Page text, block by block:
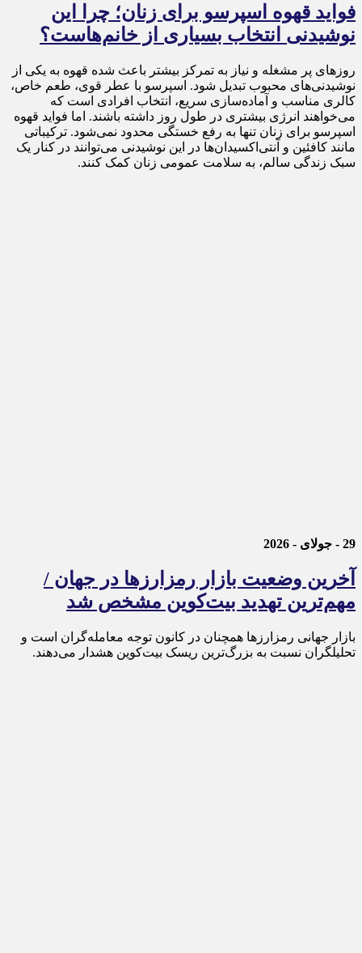
فواید قهوه اسپرسو برای زنان؛ چرا این
نوشیدنی انتخاب بسیاری از خانم‌هاست؟
روزهای پر مشغله و نیاز به تمرکز بیشتر باعث شده قهوه به یکی از
نوشیدنی‌های محبوب تبدیل شود. اسپرسو با عطر قوی، طعم خاص،
کالری مناسب و آماده‌سازی سریع، انتخاب افرادی است که
می‌خواهند انرژی بیشتری در طول روز داشته باشند. اما فواید قهوه
اسپرسو برای زنان تنها به رفع خستگی محدود نمی‌شود. ترکیباتی
مانند کافئین و آنتی‌اکسیدان‌ها در این نوشیدنی می‌توانند در کنار یک
سبک زندگی سالم، به سلامت عمومی زنان کمک کنند.
29 - جولای - 2026
آخرین وضعیت بازار رمزارزها در جهان /
مهم‌ترین تهدید بیت‌کوین مشخص شد
بازار جهانی رمزارزها همچنان در کانون توجه معامله‌گران است و
تحلیلگران نسبت به بزرگ‌ترین ریسک بیت‌کوین هشدار می‌دهند.